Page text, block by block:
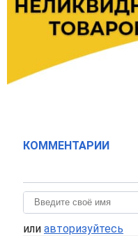
КОММЕНТАРИИ
или авторизуйтесь